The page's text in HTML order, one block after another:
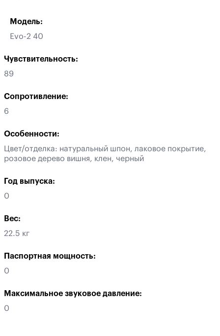
Модель:
Evo-2 40
Чувствительность:
89
Сопротивление:
6
Особенности:
Цвет/отделка: натуральный шпон, лаковое покрытие,
розовое дерево вишня, клен, черный
Год выпуска:
0
Вес:
22.5 кг
Паспортная мощность:
0
Максимальное звуковое давление:
0